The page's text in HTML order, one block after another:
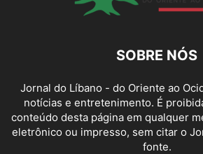
SOBRE NÓS
Jornal do Líbano - do Oriente ao
notícias e entretenimento. É
conteúdo desta página em qualquer
eletrônico ou impresso, sem citar o
fonte.